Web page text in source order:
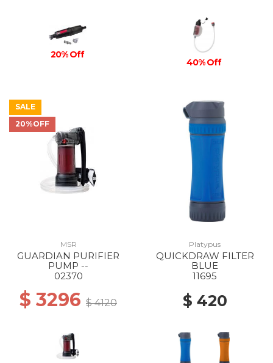
20% Off
40% Off
SALE
20%OFF
MSR
GUARDIAN PURIFIER
PUMP --
02370
$ 3296 $ 4120
Platypus
QUICKDRAW FILTER
BLUE
11695
$ 420